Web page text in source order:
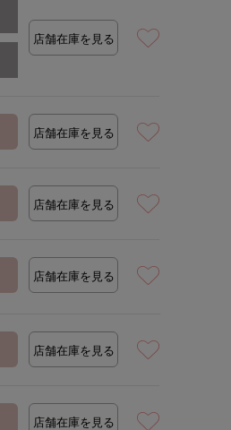
店舗在庫を見る
店舗在庫を見る
店舗在庫を見る
店舗在庫を見る
店舗在庫を見る
店舗在庫を見る